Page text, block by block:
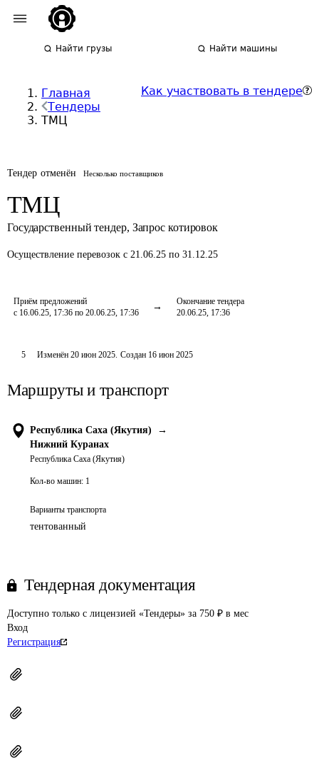
Найти грузы Найти машины
Главная
Тендеры
ТМЦ
Как участвовать в тендере
Тендер отменён Несколько поставщиков
ТМЦ
Государственный тендер, Запрос котировок
Осуществление перевозок с 21.06.25 по 31.12.25
Приём предложений
с 16.06.25, 17:36 по 20.06.25, 17:36
Окончание тендера
20.06.25, 17:36
5 Изменён 20 июн 2025. Создан 16 июн 2025
Маршруты и транспорт
Республика Саха (Якутия)
→
Нижний Куранах
Республика Саха (Якутия)
Кол-во машин: 1
Варианты транспорта
тентованный
Тендерная документация
Доступно только с лицензией «Тендеры» за 750 ₽ в мес
Вход
Регистрация